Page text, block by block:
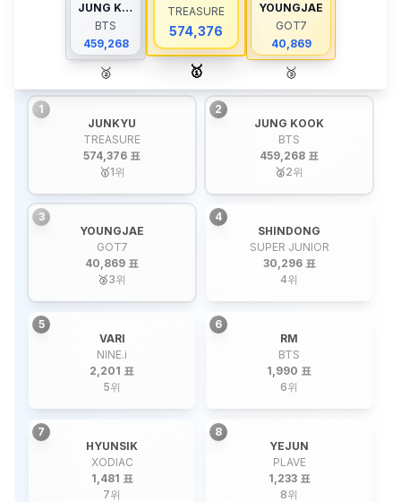
JUNG KOOK
BTS
459,268
🥈
TREASURE
574,376
🥇
YOUNGJAE
GOT7
40,869
🥉
1
JUNKYU
TREASURE
574,376 표
🥇1위
2
JUNG KOOK
BTS
459,268 표
🥈2위
3
YOUNGJAE
GOT7
40,869 표
🥉3위
4
SHINDONG
SUPER JUNIOR
30,296 표
4위
5
VARI
NINE.i
2,201 표
5위
6
RM
BTS
1,990 표
6위
7
HYUNSIK
XODIAC
1,481 표
7위
8
YEJUN
PLAVE
1,233 표
8위